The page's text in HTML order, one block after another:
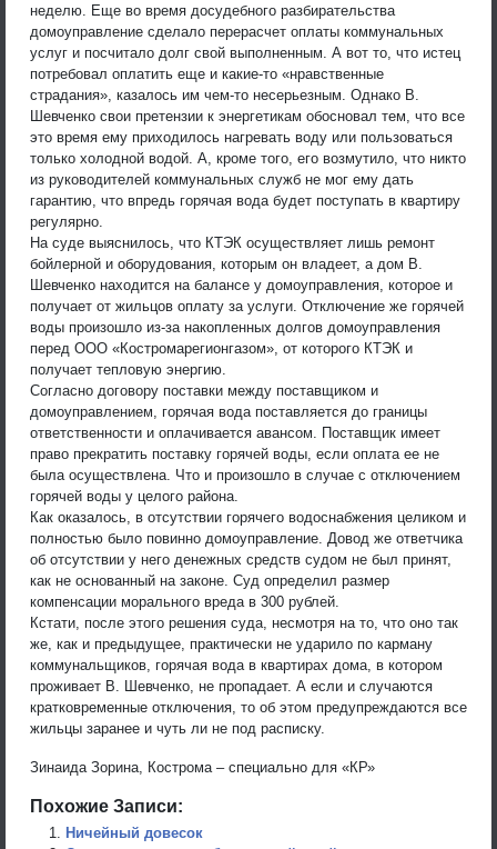
неделю. Еще во время досудебного разбирательства
домоуправление сделало перерасчет оплаты коммунальных
услуг и посчитало долг свой выполненным. А вот то, что истец
потребовал оплатить еще и какие-то «нравственные
страдания», казалось им чем-то несерьезным. Однако В.
Шевченко свои претензии к энергетикам обосновал тем, что все
это время ему приходилось нагревать воду или пользоваться
только холодной водой. А, кроме того, его возмутило, что никто
из руководителей коммунальных служб не мог ему дать
гарантию, что впредь горячая вода будет поступать в квартиру
регулярно.
На суде выяснилось, что КТЭК осуществляет лишь ремонт
бойлерной и оборудования, которым он владеет, а дом В.
Шевченко находится на балансе у домоуправления, которое и
получает от жильцов оплату за услуги. Отключение же горячей
воды произошло из-за накопленных долгов домоуправления
перед ООО «Костромарегионгазом», от которого КТЭК и
получает тепловую энергию.
Согласно договору поставки между поставщиком и
домоуправлением, горячая вода поставляется до границы
ответственности и оплачивается авансом. Поставщик имеет
право прекратить поставку горячей воды, если оплата ее не
была осуществлена. Что и произошло в случае с отключением
горячей воды у целого района.
Как оказалось, в отсутствии горячего водоснабжения целиком и
полностью было повинно домоуправление. Довод же ответчика
об отсутствии у него денежных средств судом не был принят,
как не основанный на законе. Суд определил размер
компенсации морального вреда в 300 рублей.
Кстати, после этого решения суда, несмотря на то, что оно так
же, как и предыдущее, практически не ударило по карману
коммунальщиков, горячая вода в квартирах дома, в котором
проживает В. Шевченко, не пропадает. А если и случаются
кратковременные отключения, то об этом предупреждаются все
жильцы заранее и чуть ли не под расписку.
Зинаида Зорина, Кострома – специально для «КР»
Похожие Записи:
Ничейный довесок